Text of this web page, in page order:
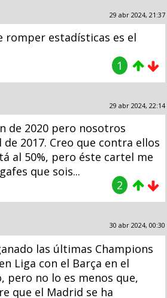
29 abr 2024, 21:37
romper estadísticas es el
1
29 abr 2024, 22:14
de 2020 pero nosotros
2017. Creo que contra ellos
al 50%, pero éste cartel me
que sois...
2
30 abr 2024, 00:30
las últimas Champions
Liga con el Barça en el
pero no lo es menos que,
que el Madrid se ha